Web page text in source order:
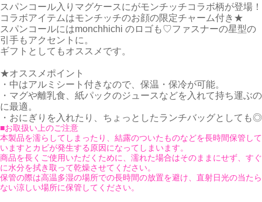
スパンコール入りマグケースにがモンチッチコラボ柄が登場！
コラボアイテムはモンチッチのお顔の限定チャーム付き★
スパンコールにはmonchhichi のロゴも♡ファスナーの星型の
引手もアクセントに。
ギフトとしてもオススメです。
★オススメポイント
・中はアルミシート付きなので、保温・保冷が可能。
・マグや離乳食、紙パックのジュースなどを入れて持ち運ぶの
に最適。
・おにぎりを入れたり、ちょっとしたランチバッグとしても◎
■お取扱い上のご注意
本製品を濡らしてしまったり、結露のついたものなどを長時間保管して
いますとカビが発生する原因になってしまいます。
商品を長くご使用いただくために、濡れた場合はそのままにせず、すぐ
に水分を拭き取って乾燥させてください。
保管の際は高温多湿の場所での長時間の放置を避け、直射日光の当たら
ない涼しい場所に保管してください。